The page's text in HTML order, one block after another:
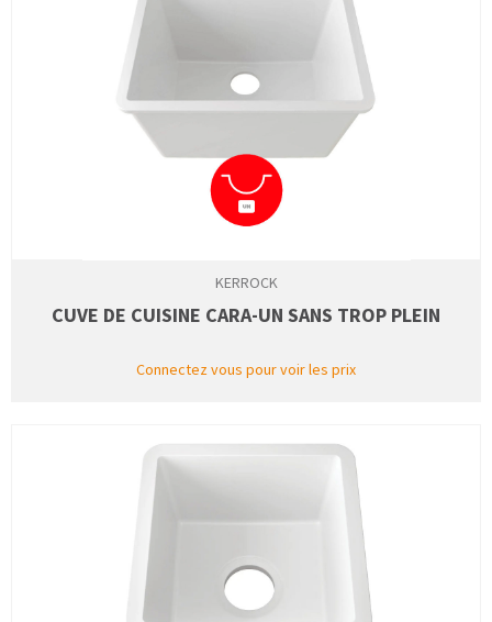
KERROCK
CUVE DE CUISINE CARA-UN SANS TROP PLEIN
Connectez vous pour voir les prix